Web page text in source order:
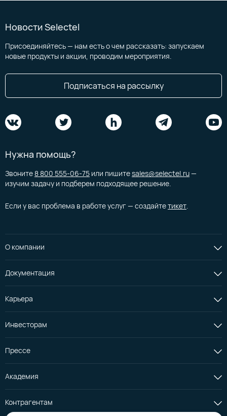
Новости Selectel
Присоединяйтесь — нам есть о чем рассказать: запускаем
новые продукты и акции, проводим мероприятия.
Подписаться на рассылку
Нужна помощь?
Звоните 8 800 555-06-75 или пишитеsales@selectel.ru—
изучим задачу и подберем подходящее решение.
Если у вас проблема в работе услуг — создайтетикет
О компании
Документация
Карьера
Инвесторам
Прессе
Академия
Контрагентам